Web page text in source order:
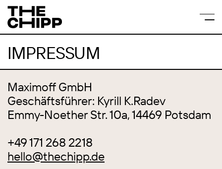
IMPRESSUM
Maximoff GmbH
Geschäftsführer: Kyrill K.Radev
Emmy-Noether Str. 10a, 14469 Potsdam
+49 171 268 2218
hello@thechipp.de